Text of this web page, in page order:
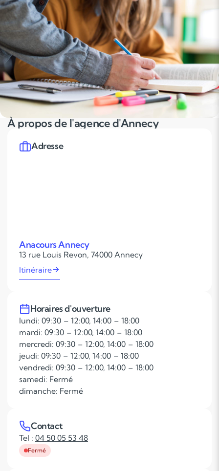
À propos de l'agence d'Annecy
Adresse
Anacours Annecy
13 rue Louis Revon, 74000 Annecy
Itinéraire
Horaires d'ouverture
lundi: 09:30 – 12:00, 14:00 – 18:00
mardi: 09:30 – 12:00, 14:00 – 18:00
mercredi: 09:30 – 12:00, 14:00 – 18:00
jeudi: 09:30 – 12:00, 14:00 – 18:00
vendredi: 09:30 – 12:00, 14:00 – 18:00
samedi: Fermé
dimanche: Fermé
Contact
Tel : 04 50 05 53 48
Fermé